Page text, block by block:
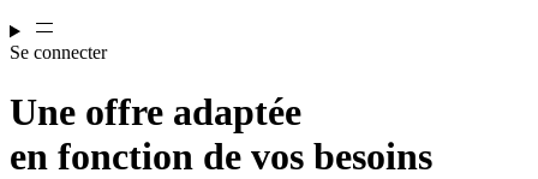
Se connecter
Une offre adaptée
en fonction de vos besoins